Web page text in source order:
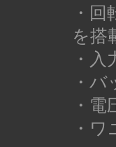
・
を搭
・
・
・
・